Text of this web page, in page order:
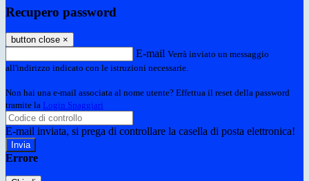
Recupero password
button close ×
E-mail Verrà inviato un messaggio
all'indirizzo indicato con le istruzioni necessarie.
Non hai una e-mail associata al nome utente? Effettua il reset della password
tramite la Login Spaggiari
E-mail inviata, si prega di controllare la casella di posta elettronica!
Errore